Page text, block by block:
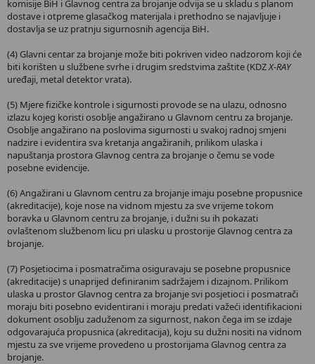
komisije BiH i Glavnog centra za brojanje odvija se u skladu s planom
dostave i otpreme glasačkog materijala i prethodno se najavljuje i
dostavlja se uz pratnju sigurnosnih agencija BiH.
(4) Glavni centar za brojanje može biti pokriven video nadzorom koji će
biti korišten u službene svrhe i drugim sredstvima zaštite (KDZX-RAY
uređaji, metal detektor vrata).
(5) Mjere fizičke kontrole i sigurnosti provode se na ulazu, odnosno
izlazu kojeg koristi osoblje angažirano u Glavnom centru za brojanje.
Osoblje angažirano na poslovima sigurnosti u svakoj radnoj smjeni
nadzire i evidentira sva kretanja angažiranih, prilikom ulaska i
napuštanja prostora Glavnog centra za brojanje o čemu se vode
posebne evidencije.
(6) Angažirani u Glavnom centru za brojanje imaju posebne propusnice
(akreditacije), koje nose na vidnom mjestu za sve vrijeme tokom
boravka u Glavnom centru za brojanje, i dužni su ih pokazati
ovlaštenom službenom licu pri ulasku u prostorije Glavnog centra za
brojanje.
(7) Posjetiocima i posmatračima osiguravaju se posebne propusnice
(akreditacije) s unaprijed definiranim sadržajem i dizajnom. Prilikom
ulaska u prostor Glavnog centra za brojanje svi posjetioci i posmatrači
moraju biti posebno evidentirani i moraju predati važeći identifikacioni
dokument osoblju zaduženom za sigurnost, nakon čega im se izdaje
odgovarajuća propusnica (akreditacija), koju su dužni nositi na vidnom
mjestu za sve vrijeme provedeno u prostorijama Glavnog centra za
brojanje.